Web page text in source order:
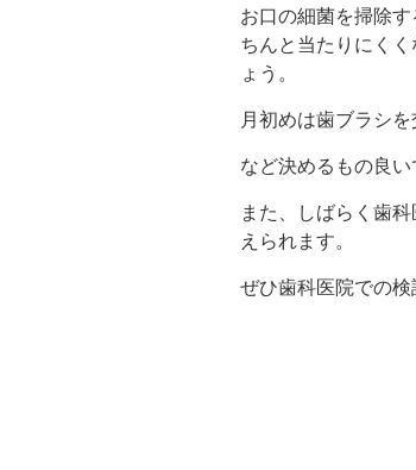
お口の細菌を掃除
ちんと当たりにく
ょう。
月初めは歯ブラシを
など決めるもの良い
また、しばらく歯
えられます。
ぜひ歯科医院での検